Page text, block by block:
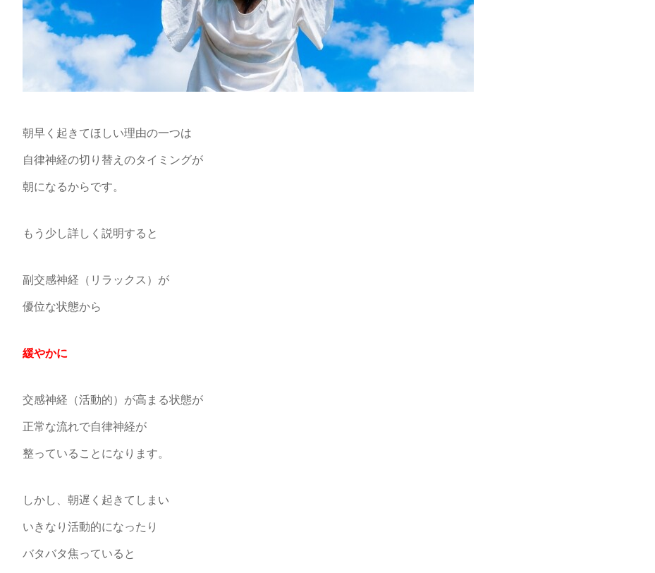
朝早く起きてほしい理由の一つは
自律神経の切り替えのタイミングが
朝になるからです。
もう少し詳しく説明すると
副交感神経（リラックス）が
優位な状態から
緩やかに
交感神経（活動的）が高まる状態が
正常な流れで自律神経が
整っていることになります。
しかし、朝遅く起きてしまい
いきなり活動的になったり
バタバタ焦っていると